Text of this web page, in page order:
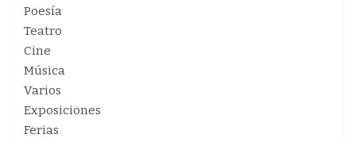
Poesía
Teatro
Cine
Música
Varios
Exposiciones
Ferias